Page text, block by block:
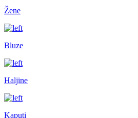
Žene
Bluze
Haljine
Kaputi